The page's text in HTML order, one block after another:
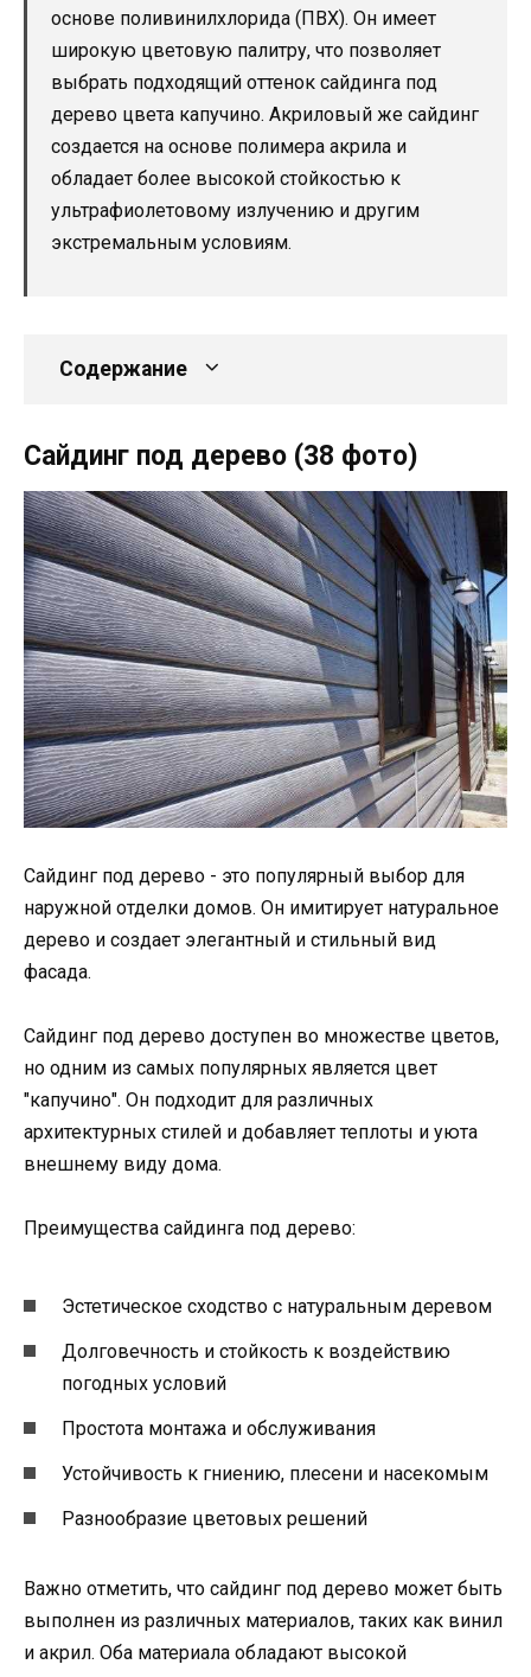
основе поливинилхлорида (ПВХ). Он имеет
широкую цветовую палитру, что позволяет
выбрать подходящий оттенок сайдинга под
дерево цвета капучино. Акриловый же сайдинг
создается на основе полимера акрила и
обладает более высокой стойкостью к
ультрафиолетовому излучению и другим
экстремальным условиям.
Содержание
Сайдинг под дерево (38 фото)
Сайдинг под дерево - это популярный выбор для
наружной отделки домов. Он имитирует натуральное
дерево и создает элегантный и стильный вид
фасада.
Сайдинг под дерево доступен во множестве цветов,
но одним из самых популярных является цвет
"капучино". Он подходит для различных
архитектурных стилей и добавляет теплоты и уюта
внешнему виду дома.
Преимущества сайдинга под дерево:
Эстетическое сходство с натуральным деревом
Долговечность и стойкость к воздействию
погодных условий
Простота монтажа и обслуживания
Устойчивость к гниению, плесени и насекомым
Разнообразие цветовых решений
Важно отметить, что сайдинг под дерево может быть
выполнен из различных материалов, таких как винил
и акрил. Оба материала обладают высокой